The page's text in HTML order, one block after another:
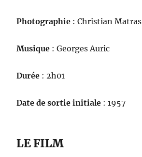
Photographie : Christian Matras
Musique : Georges Auric
Durée : 2h01
Date de sortie initiale : 1957
LE FILM